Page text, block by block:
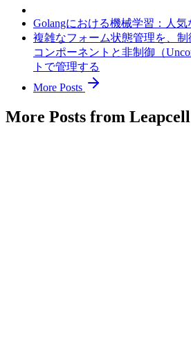
Golangにおける機械学習：人
複雑なフォーム状態管理を、制
コンポーネントと非制御（
トで管理する
More Posts
More Posts from Leapcell